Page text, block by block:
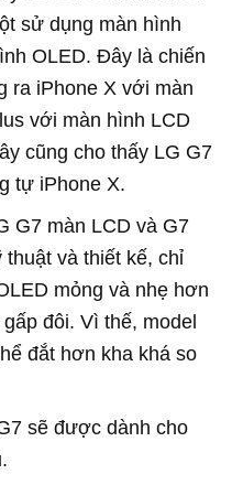
sử dụng màn hình
OLED. Đây là chiến
ra iPhone X với màn
với màn hình LCD
cũng cho thấy LG G7
tự iPhone X.
G7 màn LCD và G7
và thiết kế, chỉ
mỏng và nhẹ hơn
đôi. Vì thế, model
đắt hơn kha khá so
sẽ được dành cho